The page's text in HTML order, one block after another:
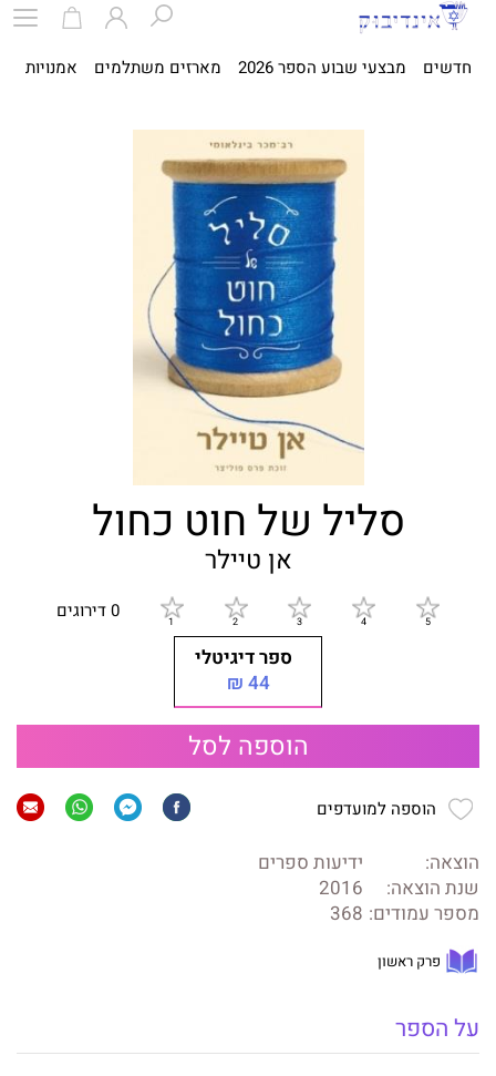
חדשים מבצעי שבוע הספר 2026 מארזים משתלמים אמנויות
סליל של חוט כחול
אן טיילר
0 דירוגים
ספר דיגיטלי
44 ₪
הוספה לסל
הוספה למועדפים
הוצאה:
ידיעות ספרים
שנת הוצאה:
2016
מספר עמודים: 368
פרק ראשון
על הספר